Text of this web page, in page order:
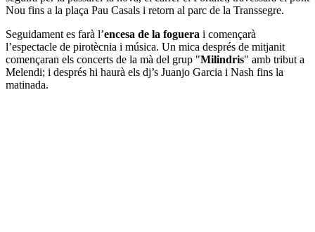
Nou fins a la plaça Pau Casals i retorn al parc de la Transsegre.
Seguidament es farà l’encesa de la foguera i començarà
l’espectacle de pirotècnia i música. Un mica després de mitjanit
començaran els concerts de la mà del grup "Milindris" amb tribut a
Melendi; i després hi haurà els dj’s Juanjo Garcia i Nash fins la
matinada.